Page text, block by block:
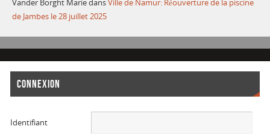
Vander Borght MariedansVille de Namur: Réouverture de la piscine
de Jambes le 28 juillet 2025
CONNEXION
Identifiant